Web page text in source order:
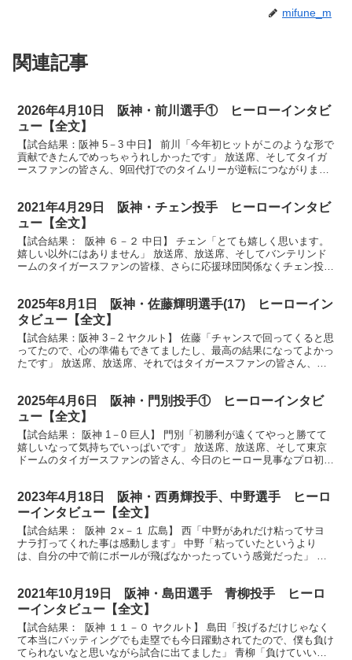
mifune_m
関連記事
2026年4月10日 阪神・前川選手① ヒーローインタビ
ュー【全文】
【試合結果：阪神 5－3 中日】 前川「今年初ヒットがこのような形で
貢献できたんでめっちゃうれしかったです」 放送席、そしてタイガ
ースファンの皆さん、9回代打でのタイムリーが逆転につながりまし
2021年4月29日 阪神・チェン投手 ヒーローインタビ
ュー【全文】
【試合結果： 阪神 ６－２ 中日】 チェン「とても嬉しく思います。
嬉しい以外にはありません」 放送席、放送席、そしてバンテリンド
ームのタイガースファンの皆様、さらに応援球団関係なくチェン投手
2025年8月1日 阪神・佐藤輝明選手(17) ヒーローイン
タビュー【全文】
【試合結果：阪神 3－2 ヤクルト】 佐藤「チャンスで回ってくると思
ってたので、心の準備もできてましたし、最高の結果になってよかっ
たです」 放送席、放送席、それではタイガースファンの皆さん、ヒ
2025年4月6日 阪神・門別投手① ヒーローインタビ
ュー【全文】
【試合結果： 阪神 1－0 巨人】 門別「初勝利が遠くてやっと勝てて
嬉しいなって気持ちでいっぱいです」 放送席、放送席、そして東京
ドームのタイガースファンの皆さん、今日のヒーロー見事なプロ初勝
2023年4月18日 阪神・西勇輝投手、中野選手 ヒーロ
ーインタビュー【全文】
【試合結果： 阪神 ２x－１ 広島】 西「中野があれだけ粘ってサヨ
ナラ打ってくれた事は感動します」 中野「粘っていたというより
は、自分の中で前にボールが飛ばなかったっていう感覚だった」 放
2021年10月19日 阪神・島田選手 青柳投手 ヒーロ
ーインタビュー【全文】
【試合結果： 阪神 １１－０ ヤクルト】 島田「投げるだけじゃなく
て本当にバッティングでも走塁でも今日躍動されてたので、僕も負け
てられないなと思いながら試合に出てました」 青柳「負けていい試